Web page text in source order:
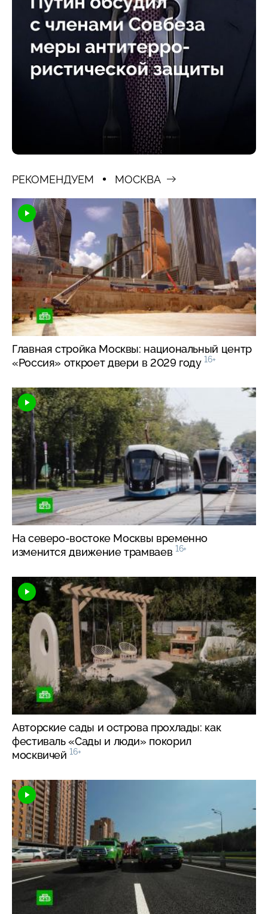
РЕКОМЕНДУЕМ МОСКВА
Главная стройка Москвы: национальный центр
«Россия» откроет двери в 2029 году 16+
На северо-востокеМосквы временно
изменится движение трамваев 16+
Авторские сады и острова прохлады: как
фестиваль «Сады и люди» покорил
москвичей 16+